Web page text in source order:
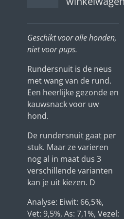
Geschikt voor alle honden,
niet voor pups.
Rundersnuit is de neus
met wang van de rund.
Een heerlijke gezonde en
kauwsnack voor uw
hond.
De rundersnuit gaat per
stuk. Maar ze varieren
nog al in maat dus 3
verschillende varianten
kan je uit kiezen. D
Analyse: Eiwit: 66,5%,
Vet: 9,5%, As: 7,1%, Vezel: